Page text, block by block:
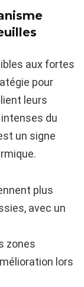
aux fortes
pour
leurs
du
un signe
plus
avec un
zones
lors